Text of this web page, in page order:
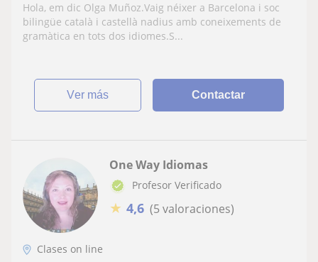
Hola, em dic Olga Muñoz.Vaig néixer a Barcelona i soc
bilingüe català i castellà nadius amb coneixements de
gramàtica en tots dos idiomes.S...
ver más Contactar
One Way Idiomas
Profesor Verificado
★ 4,6 (5 valoraciones)
Clases on line